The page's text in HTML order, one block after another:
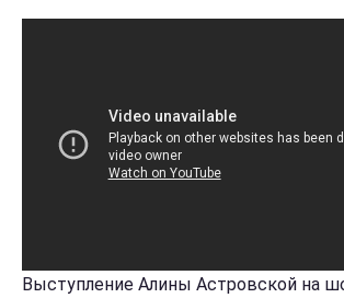
Выступление Алины Астровской на